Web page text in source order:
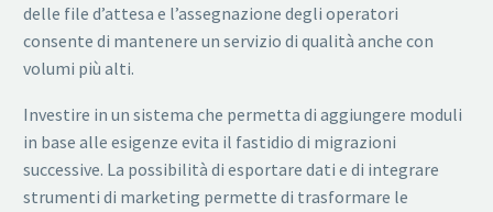
delle file d’attesa e l’assegnazione degli operatori
consente di mantenere un servizio di qualità anche con
volumi più alti.
Investire in un sistema che permetta di aggiungere moduli
in base alle esigenze evita il fastidio di migrazioni
successive. La possibilità di esportare dati e di integrare
strumenti di marketing permette di trasformare le